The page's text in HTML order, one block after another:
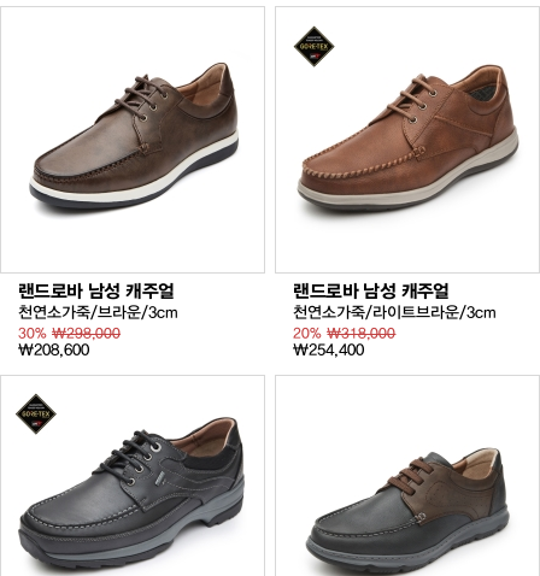
랜드로바 남성 캐주얼
천연소가죽/브라운/3cm
30% ₩298,000
₩208,600
랜드로바 남성 캐주얼
천연소가죽/라이트브라운/3cm
20%₩318,000
₩254,400